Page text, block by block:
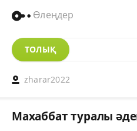
Өлеңдер
ТОЛЫҚ
zharar2022
Махаббат туралы